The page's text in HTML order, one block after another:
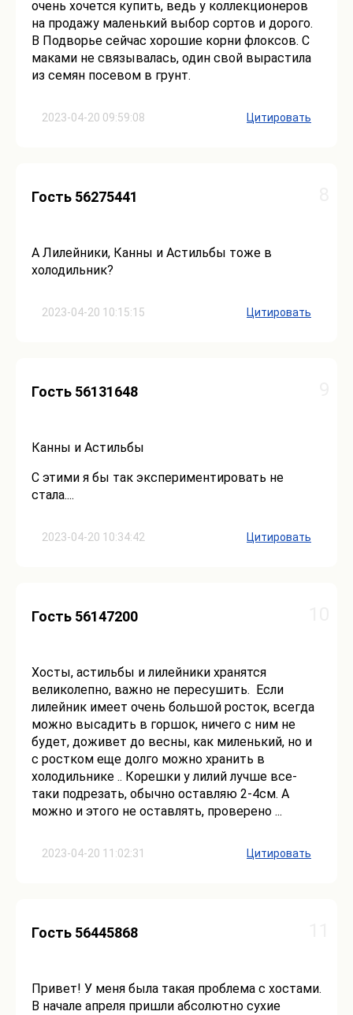
2023-04-20 09:59:08
очень хочется купить, ведь у коллекционеров
на продажу маленький выбор сортов и дорого.
В Подворье сейчас хорошие корни флоксов. С
маками не связывалась, один свой вырастила
из семян посевом в грунт.
Цитировать
2023-04-20 10:15:15
Гость 56275441
А Лилейники, Канны и Астильбы тоже в
холодильник?
Цитировать
2023-04-20 10:34:42
Гость 56131648
Канны и Астильбы
С этими я бы так экспериментировать не
стала....
Цитировать
2023-04-20 11:02:31
Гость 56147200
Хосты, астильбы и лилейники хранятся
великолепно, важно не пересушить. Если
лилейник имеет очень большой росток, всегда
можно высадить в горшок, ничего с ним не
будет, доживет до весны, как миленький, но и
с ростком еще долго можно хранить в
холодильнике .. Корешки у лилий лучше все-
таки подрезать, обычно оставляю 2-4см. А
можно и этого не оставлять, проверено ...
Цитировать
Гость 56445868
Привет! У меня была такая проблема с хостами.
В начале апреля пришли абсолютно сухие